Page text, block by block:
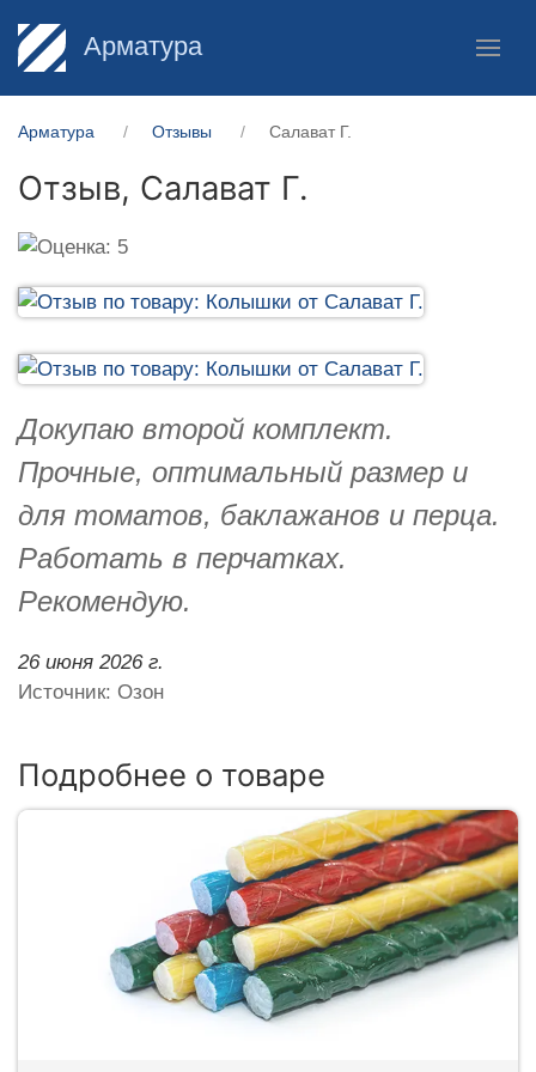
Арматура
Арматура Отзывы Салават Г.
Отзыв, Салават Г.
Докупаю второй комплект.
Прочные, оптимальный размер и
для томатов, баклажанов и перца.
Работать в перчатках.
Рекомендую.
26 июня 2026 г.
Источник: Озон
Подробнее о товаре